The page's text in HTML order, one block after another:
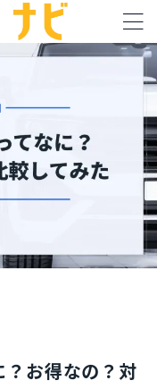
お得なの？対